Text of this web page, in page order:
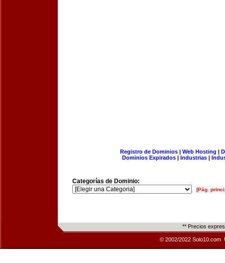
Registro de Dominios| Web Hosting |
Dominios Expirados | Industrias |
Categorías de Dominio:
[Pág.
** Precios
© 2002/2022 Solo10.com